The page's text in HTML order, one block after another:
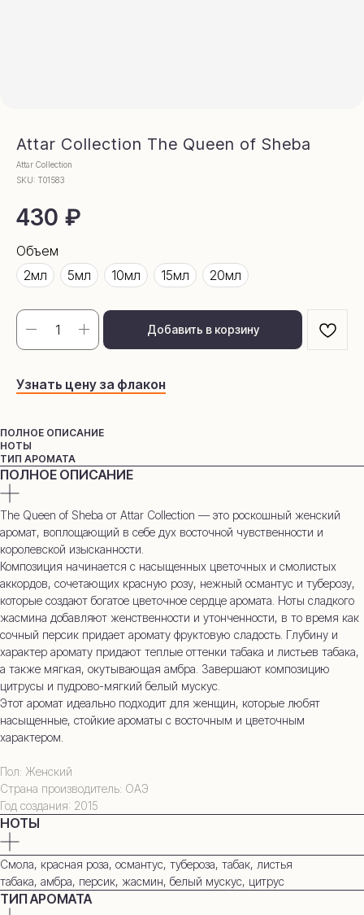
Attar Collection The Queen of Sheba
Attar Collection
SKU: Т01583
430 ₽
Объем
2мл
5мл 10мл 15мл 20мл
Добавить в корзину
Узнать цену за флакон
ПОЛНОЕ ОПИСАНИЕ
НОТЫ
ТИП АРОМАТА
ПОЛНОЕ ОПИСАНИЕ
The Queen of Sheba от Attar Collection — это роскошный женский
аромат, воплощающий в себе дух восточной чувственности и
королевской изысканности.
Композиция начинается с насыщенных цветочных и смолистых
аккордов, сочетающих красную розу, нежный османтус и туберозу,
которые создают богатое цветочное сердце аромата. Ноты сладкого
жасмина добавляют женственности и утонченности, в то время как
сочный персик придает аромату фруктовую сладость. Глубину и
характер аромату придают теплые оттенки табака и листьев табака,
а также мягкая, окутывающая амбра. Завершают композицию
цитрусы и пудрово-мягкий белый мускус.
Этот аромат идеально подходит для женщин, которые любят
насыщенные, стойкие ароматы с восточным и цветочным
характером.
Пол: Женский
Страна производитель: ОАЭ
Год создания: 2015
НОТЫ
Смола, красная роза, османтус, тубероза, табак, листья
табака, амбра, персик, жасмин, белый мускус, цитрус
ТИП АРОМАТА